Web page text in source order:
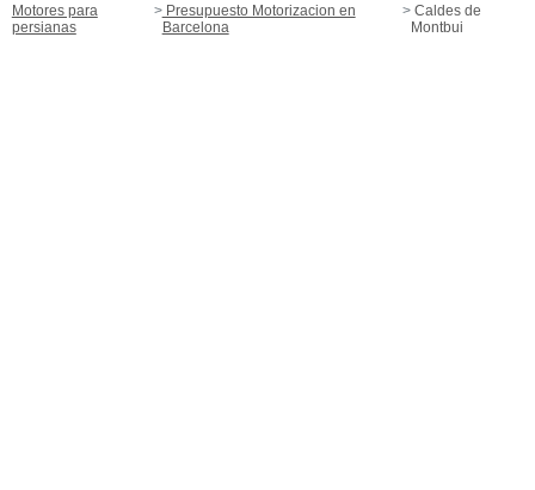
Motores para
persianas
Presupuesto Motorizacion en
Barcelona
Caldes de
Montbui